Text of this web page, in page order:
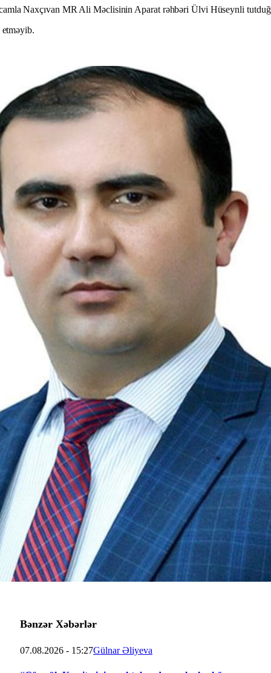
Naxçıvan MR Ali Məclisinin Aparat rəhbəri Ülvi Hüseynli
etməyib.
Bənzər Xəbərlər
07.08.2026 - 15:27Gülnar Əliyeva